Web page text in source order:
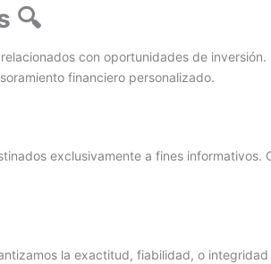
🔍
con oportunidades de
financiero personalizado.
exclusivamente a fines
la exactitud, fiabilidad, o